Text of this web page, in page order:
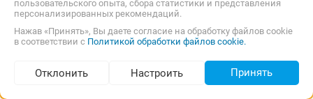
Подбор по параметрам (52)
пользовательского опыта, сбора статистики и представления
персонализированных рекомендаций.
Нажав «Принять», Вы даете согласие на обработку файлов cookie
в соответствии с Политикой обработки файлов cookie.
Отклонить Настроить Принять